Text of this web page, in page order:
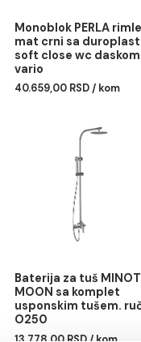
Monoblok PERLA
mat crni sa
soft close wc
40.659,00 RSD / kom